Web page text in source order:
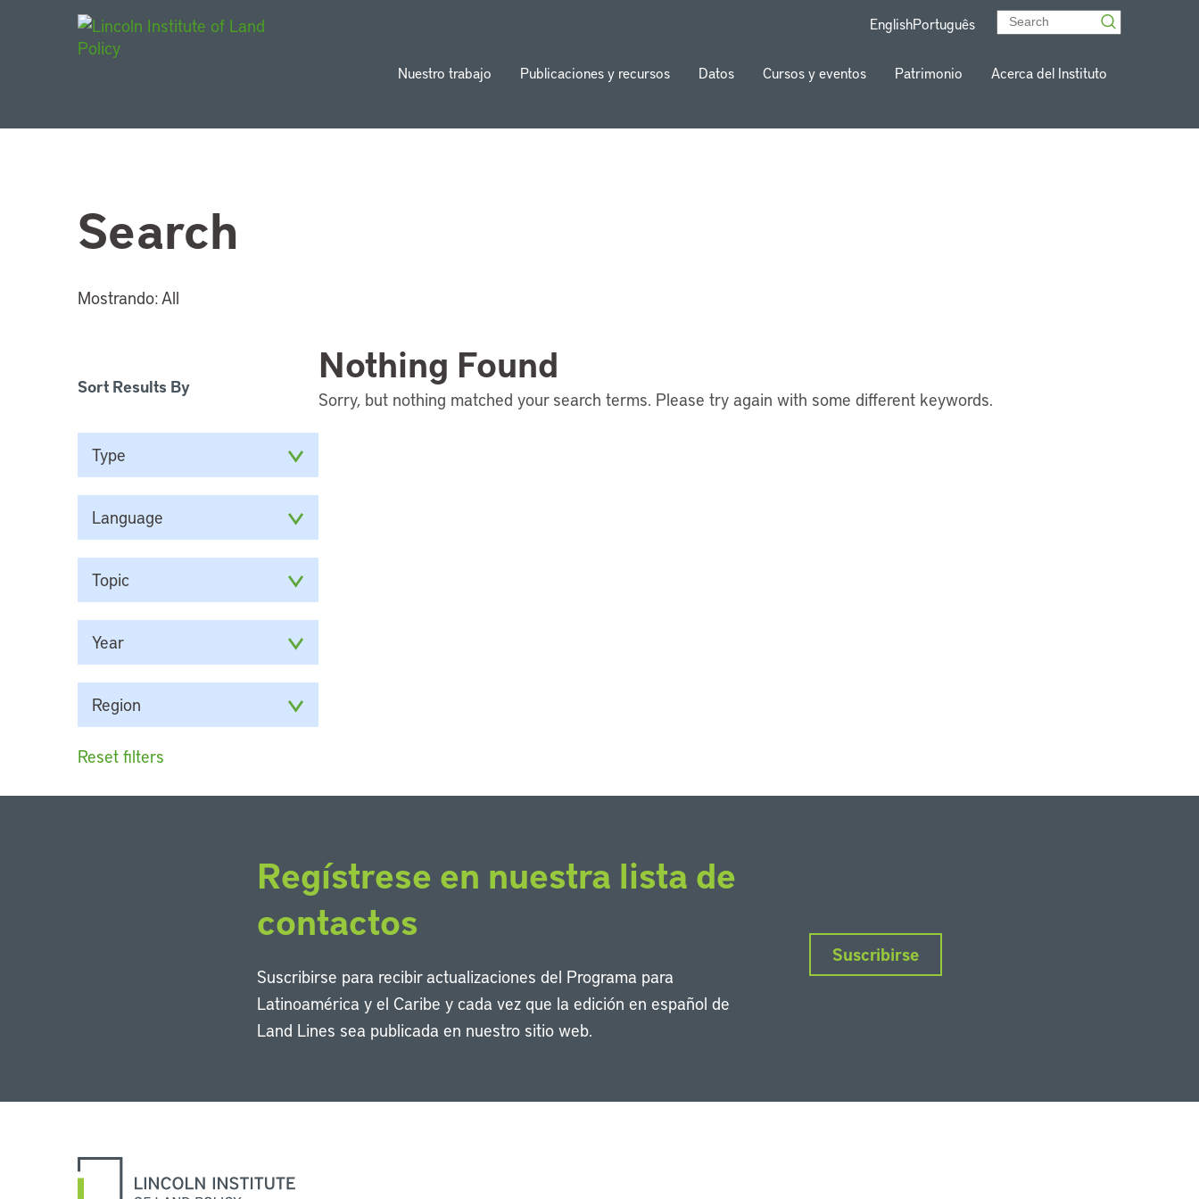
EnglishPortuguês
Nuestro trabajo Publicaciones y recursos Datos Cursos y eventos Patrimonio Acerca del Instituto
Search
Mostrando: All
Sort Results By
Type
Language
Topic
Year
Region
Reset filters
Nothing Found
Sorry, but nothing matched your search terms. Please try again with some different keywords.
Regístrese en nuestra lista de
contactos
Suscribirse para recibir actualizaciones del Programa para
Latinoamérica y el Caribe y cada vez que la edición en español de
Land Lines sea publicada en nuestro sitio web.
Suscribirse